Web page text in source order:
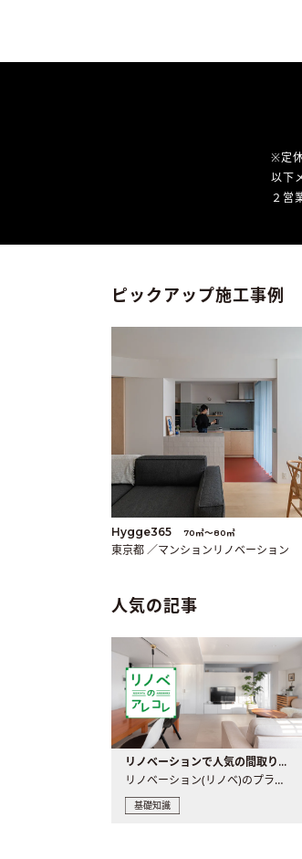
※定
以下
２営
ピックアップ施工事例
Hygge365 70㎡〜80㎡
東京都 ／マンションリノベーション
人気の記事
リノベーションで人気の間取りとは？トレンドの間取りと実例を徹底解説
リノベーション(リノベ)のプランニングで一番最初に決めるのは..
基礎知識